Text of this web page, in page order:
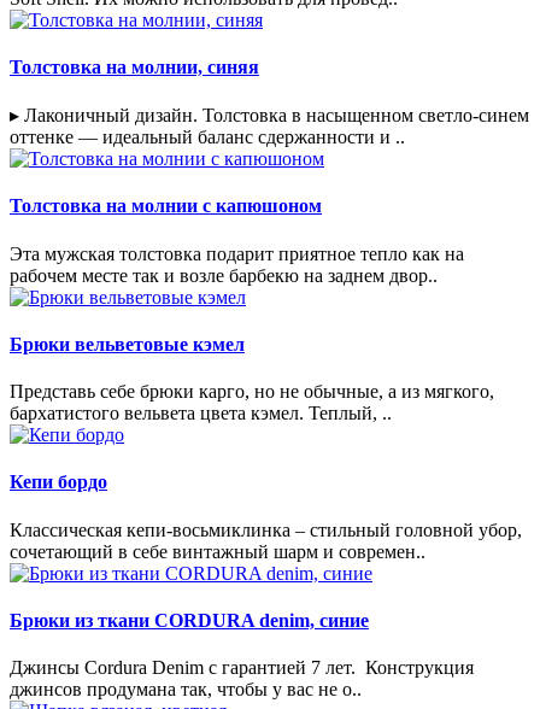
Толстовка на молнии, синяя
▸ Лаконичный дизайн. Толстовка в насыщенном светло-синем
оттенке — идеальный баланс сдержанности и ..
Толстовка на молнии с капюшоном
Эта мужская толстовка подарит приятное тепло как на
рабочем месте так и возле барбекю на заднем двор..
Брюки вельветовые кэмел
Представь себе брюки карго, но не обычные, а из мягкого,
бархатистого вельвета цвета кэмел. Теплый, ..
Кепи бордо
Классическая кепи-восьмиклинка – стильный головной убор,
сочетающий в себе винтажный шарм и современ..
Брюки из ткани CORDURA denim, синие
Джинсы Cordura Denim с гарантией 7 лет. Конструкция
джинсов продумана так, чтобы у вас не о..